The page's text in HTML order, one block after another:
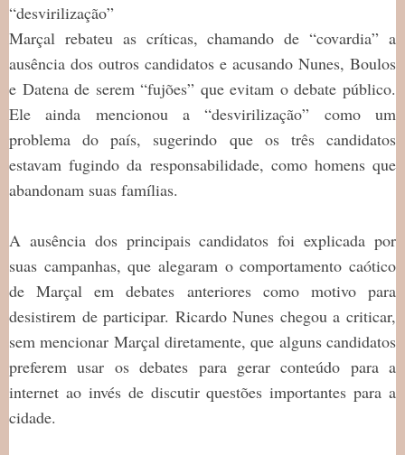
“desvirilização”
Marçal rebateu as críticas, chamando de “covardia” a
ausência dos outros candidatos e acusando Nunes, Boulos
e Datena de serem “fujões” que evitam o debate público.
Ele ainda mencionou a “desvirilização” como um
problema do país, sugerindo que os três candidatos
estavam fugindo da responsabilidade, como homens que
abandonam suas famílias.
A ausência dos principais candidatos foi explicada por
suas campanhas, que alegaram o comportamento caótico
de Marçal em debates anteriores como motivo para
desistirem de participar. Ricardo Nunes chegou a criticar,
sem mencionar Marçal diretamente, que alguns candidatos
preferem usar os debates para gerar conteúdo para a
internet ao invés de discutir questões importantes para a
cidade.